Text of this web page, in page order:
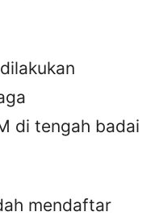
di tengah badai
mendaftar